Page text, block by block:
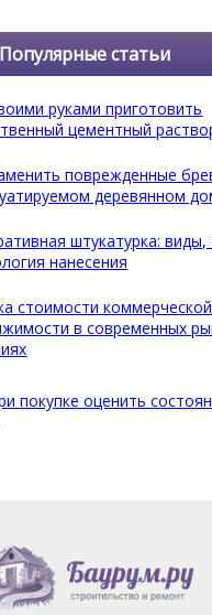
Популярные статьи
руками приготовить
цементный
поврежденные
деревянном
штукатурка: виды,
нанесения
стоимости коммерческой
в современных
покупке оценить